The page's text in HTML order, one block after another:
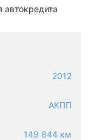
автокредита
2012
АКПП
149 844 км